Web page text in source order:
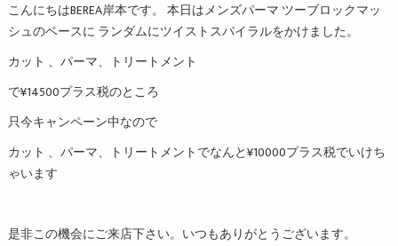
こんにちはBEREA岸本です。 本日はメンズパーマ ツーブロックマッ
シュのベースに ランダムにツイストスパイラルをかけました。
カット 、パーマ、トリートメント
で¥14500プラス税のところ
只今キャンペーン中なので
カット 、パーマ、トリートメントでなんと¥10000プラス税でいけち
ゃいます
是非この機会にご来店下さい。いつもありがとうございます。